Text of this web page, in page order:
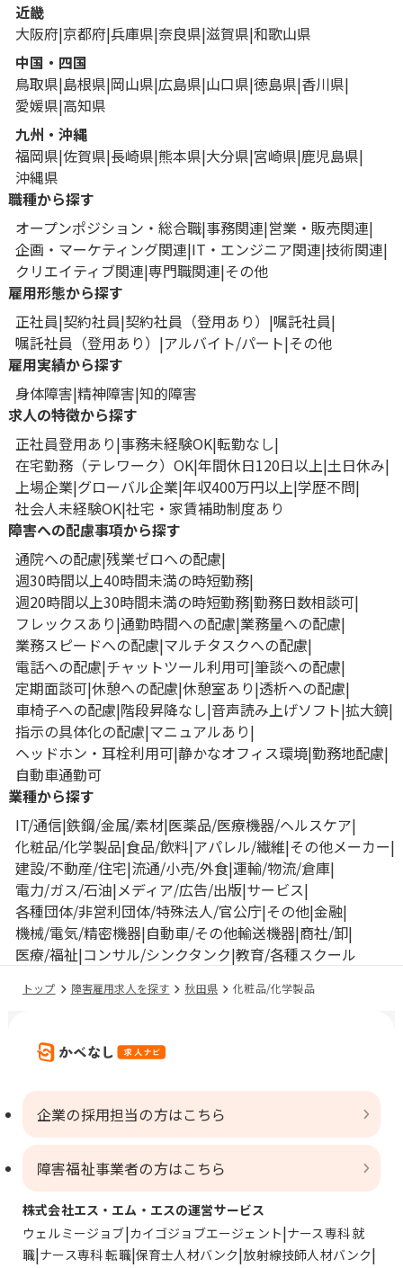
近畿
大阪府 京都府 兵庫県 奈良県 滋賀県 和歌山県
中国・四国
鳥取県 島根県 岡山県 広島県 山口県 徳島県 香川県
愛媛県 高知県
九州・沖縄
福岡県 佐賀県 長崎県 熊本県 大分県 宮崎県 鹿児島県
沖縄県
職種から探す
オープンポジション・総合職 事務関連 営業・販売関連
企画・マーケティング関連 IT・エンジニア関連 技術関連
クリエイティブ関連 専門職関連 その他
雇用形態から探す
正社員 契約社員 契約社員（登用あり）
嘱託社員
嘱託社員（登用あり）
アルバイト/パート その他
雇用実績から探す
身体障害 精神障害 知的障害
求人の特徴から探す
正社員登用あり 事務未経験OK 転勤なし
在宅勤務（テレワーク）OK 年間休日120日以上 土日休み
上場企業 グローバル企業 年収400万円以上 学歴不問
社会人未経験OK 社宅・家賃補助制度あり
障害への配慮事項から探す
通院への配慮 残業ゼロへの配慮
週30時間以上40時間未満の時短勤務
週20時間以上30時間未満の時短勤務 勤務日数相談可
フレックスあり 通勤時間への配慮 業務量への配慮
業務スピードへの配慮 マルチタスクへの配慮
電話への配慮 チャットツール利用可 筆談への配慮
定期面談可 休憩への配慮 休憩室あり 透析への配慮
車椅子への配慮 階段昇降なし 音声読み上げソフト 拡大鏡
指示の具体化の配慮 マニュアルあり
ヘッドホン・耳栓利用可 静かなオフィス環境 勤務地配慮
自動車通勤可
業種から探す
IT/通信 鉄鋼/金属/素材 医薬品/医療機器/ヘルスケア
化粧品/化学製品 食品/飲料 アパレル/繊維 その他メーカー
建設/不動産/住宅 流通/小売/外食 運輸/物流/倉庫
電力/ガス/石油 メディア/広告/出版 サービス
各種団体/非営利団体/特殊法人/官公庁 その他 金融
機械/電気/精密機器 自動車/その他輸送機器 商社/卸
医療/福祉 コンサル/シンクタンク 教育/各種スクール
トップ 障害雇用求人を探す 秋田県 化粧品/化学製品
企業の採用担当の方はこちら
障害福祉事業者の方はこちら
株式会社エス・エム・エスの運営サービス
ウェルミージョブ カイゴジョブエージェント ナース専科 就
職 ナース専科 転職 保育士人材バンク 放射線技師人材バンク